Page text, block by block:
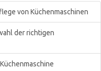
von Küchenmaschinen
der richtigen